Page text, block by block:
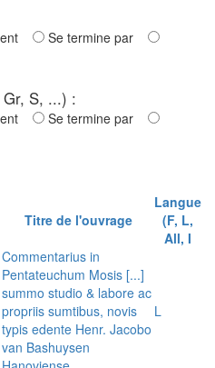
Se termine par
S, ...) :
Se termine par
Titre de l'ouvrage
Langue
(F, L,
All, I
Commentarius in
Pentateuchum Mosis [...]
summo studio & labore ac
propriis sumtibus, novis
typis edente Henr. Jacobo
van Bashuysen
L